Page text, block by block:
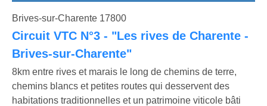
Brives-sur-Charente 17800
Circuit VTC N°3 - "Les rives de Charente -
Brives-sur-Charente"
8km entre rives et marais le long de chemins de terre,
chemins blancs et petites routes qui desservent des
habitations traditionnelles et un patrimoine viticole bâti